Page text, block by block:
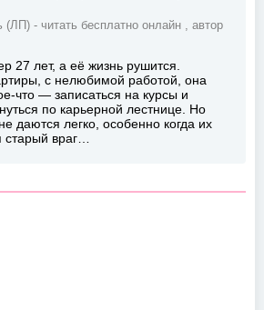
(ЛП) - читать бесплатно онлайн , автор
27 лет, а её жизнь рушится.
с нелюбимой работой, она
что — записаться на курсы и
по карьерной лестнице. Но
даются легко, особенно когда их
старый враг…